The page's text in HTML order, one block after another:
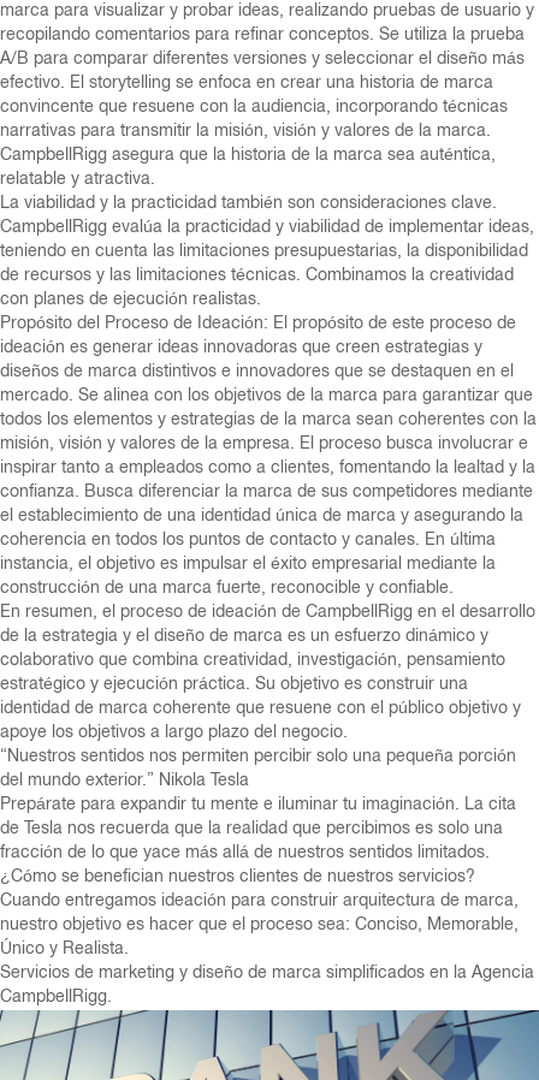
marca para visualizar y probar ideas, realizando pruebas de usuario y
recopilando comentarios para refinar conceptos. Se utiliza la prueba
A/B para comparar diferentes versiones y seleccionar el diseño más
efectivo. El storytelling se enfoca en crear una historia de marca
convincente que resuene con la audiencia, incorporando técnicas
narrativas para transmitir la misión, visión y valores de la marca.
CampbellRigg asegura que la historia de la marca sea auténtica,
relatable y atractiva.
La viabilidad y la practicidad también son consideraciones clave.
CampbellRigg evalúa la practicidad y viabilidad de implementar ideas,
teniendo en cuenta las limitaciones presupuestarias, la disponibilidad
de recursos y las limitaciones técnicas. Combinamos la creatividad
con planes de ejecución realistas.
Propósito del Proceso de Ideación: El propósito de este proceso de
ideación es generar ideas innovadoras que creen estrategias y
diseños de marca distintivos e innovadores que se destaquen en el
mercado. Se alinea con los objetivos de la marca para garantizar que
todos los elementos y estrategias de la marca sean coherentes con la
misión, visión y valores de la empresa. El proceso busca involucrar e
inspirar tanto a empleados como a clientes, fomentando la lealtad y la
confianza. Busca diferenciar la marca de sus competidores mediante
el establecimiento de una identidad única de marca y asegurando la
coherencia en todos los puntos de contacto y canales. En última
instancia, el objetivo es impulsar el éxito empresarial mediante la
construcción de una marca fuerte, reconocible y confiable.
En resumen, el proceso de ideación de CampbellRigg en el desarrollo
de la estrategia y el diseño de marca es un esfuerzo dinámico y
colaborativo que combina creatividad, investigación, pensamiento
estratégico y ejecución práctica. Su objetivo es construir una
identidad de marca coherente que resuene con el público objetivo y
apoye los objetivos a largo plazo del negocio.
“Nuestros sentidos nos permiten percibir solo una pequeña porción
del mundo exterior.” Nikola Tesla
Prepárate para expandir tu mente e iluminar tu imaginación. La cita
de Tesla nos recuerda que la realidad que percibimos es solo una
fracción de lo que yace más allá de nuestros sentidos limitados.
¿Cómo se benefician nuestros clientes de nuestros servicios?
Cuando entregamos ideación para construir arquitectura de marca,
nuestro objetivo es hacer que el proceso sea: Conciso, Memorable,
Único y Realista.
Servicios de marketing y diseño de marca simplificados en la Agencia
CampbellRigg.